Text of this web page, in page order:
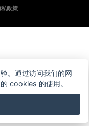
政策
。通过访问我们的网
cookies 的使用。